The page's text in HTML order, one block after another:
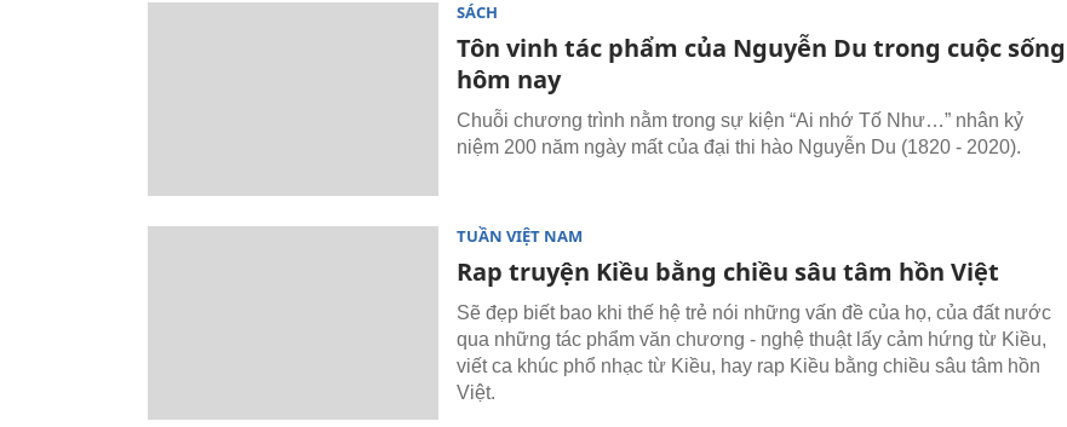
SÁCH
Tôn vinh tác phẩm của Nguyễn Du trong cuộc sống
hôm nay
Chuỗi chương trình nằm trong sự kiện “Ai nhớ Tố Như…” nhân kỷ
niệm 200 năm ngày mất của đại thi hào Nguyễn Du (1820 - 2020).
TUẦN VIỆT NAM
Rap truyện Kiều bằng chiều sâu tâm hồn Việt
Sẽ đẹp biết bao khi thế hệ trẻ nói những vấn đề của họ, của đất nước
qua những tác phẩm văn chương - nghệ thuật lấy cảm hứng từ Kiều,
viết ca khúc phổ nhạc từ Kiều, hay rap Kiều bằng chiều sâu tâm hồn
Việt.